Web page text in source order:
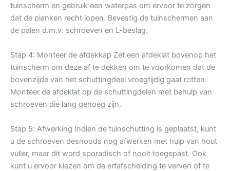
tuinscherm en gebruik een waterpas om ervoor te zorgen
dat de planken recht lopen. Bevestig de tuinschermen aan
de palen d.m.v. schroeven en L-beslag.
Stap 4: Monteer de afdekkap Zet een afdeklat bovenop het
tuinscherm om deze af te dekken om te voorkomen dat de
bovenzijde van het schuttingdeel vroegtijdig gaat rotten.
Monteer de afdeklat op de schuttingdelen met behulp van
schroeven die lang genoeg zijn.
Stap 5: Afwerking Indien de tuinschutting is geplaatst, kunt
u de schroeven desnoods nog afwerken met hulp van hout
vuller, maar dit word sporadisch of nooit toegepast. Ook
kunt u ervoor kiezen om de erfafscheiding te verven of te